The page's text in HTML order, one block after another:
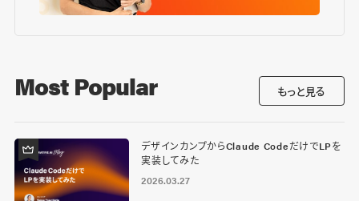
Most Popular もっと見る
デザインカンプからClaude CodeだけでLPを
実装してみた
2026.03.27